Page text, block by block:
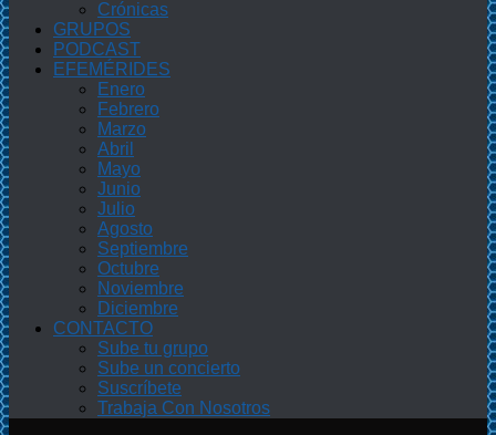
Crónicas
GRUPOS
PODCAST
EFEMÉRIDES
Enero
Febrero
Marzo
Abril
Mayo
Junio
Julio
Agosto
Septiembre
Octubre
Noviembre
Diciembre
CONTACTO
Sube tu grupo
Sube un concierto
Suscríbete
Trabaja Con Nosotros